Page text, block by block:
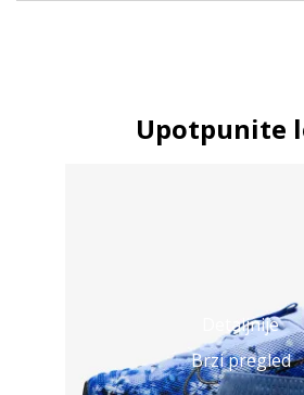
Upotpunite
Detaljnije
Brzi pregled